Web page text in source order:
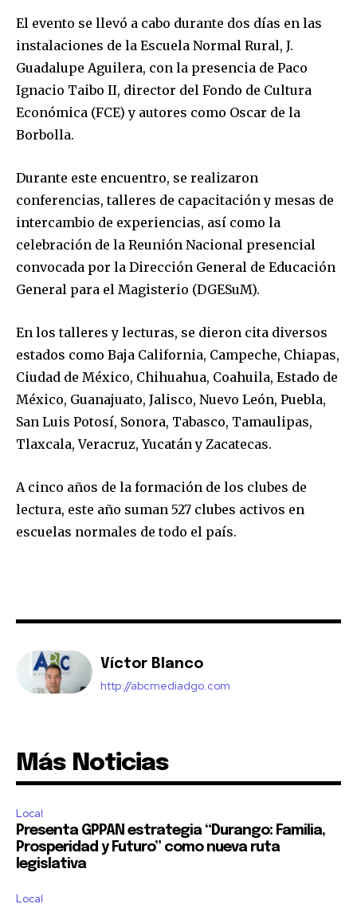
El evento se llevó a cabo durante dos días en las
instalaciones de la Escuela Normal Rural, J.
Guadalupe Aguilera, con la presencia de Paco
Ignacio Taibo II, director del Fondo de Cultura
Económica (FCE) y autores como Oscar de la
Borbolla.
Durante este encuentro, se realizaron
conferencias, talleres de capacitación y mesas de
intercambio de experiencias, así como la
celebración de la Reunión Nacional presencial
convocada por la Dirección General de Educación
General para el Magisterio (DGESuM).
En los talleres y lecturas, se dieron cita diversos
estados como Baja California, Campeche, Chiapas,
Ciudad de México, Chihuahua, Coahuila, Estado de
México, Guanajuato, Jalisco, Nuevo León, Puebla,
San Luis Potosí, Sonora, Tabasco, Tamaulipas,
Tlaxcala, Veracruz, Yucatán y Zacatecas.
A cinco años de la formación de los clubes de
lectura, este año suman 527 clubes activos en
escuelas normales de todo el país.
Víctor Blanco
http://abcmediadgo.com
Más Noticias
Local
Presenta GPPAN estrategia “Durango: Familia,
Prosperidad y Futuro” como nueva ruta
legislativa
Local